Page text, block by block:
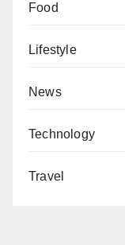
Food
Lifestyle
News
Technology
Travel